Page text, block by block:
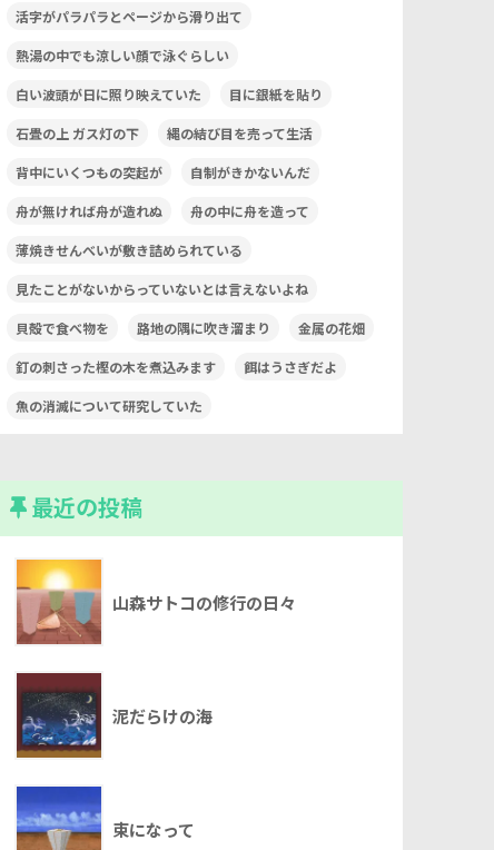
活字がパラパラとページから滑り出て
熱湯の中でも涼しい顔で泳ぐらしい
白い波頭が日に照り映えていた 目に銀紙を貼り
石畳の上 ガス灯の下 縄の結び目を売って生活
背中にいくつもの突起が 自制がきかないんだ
舟が無ければ舟が造れぬ 舟の中に舟を造って
薄焼きせんべいが敷き詰められている
見たことがないからっていないとは言えないよね
貝殻で食べ物を 路地の隅に吹き溜まり 金属の花畑
釘の刺さった樫の木を煮込みます 餌はうさぎだよ
魚の消滅について研究していた
最近の投稿
山森サトコの修行の日々
泥だらけの海
束になって